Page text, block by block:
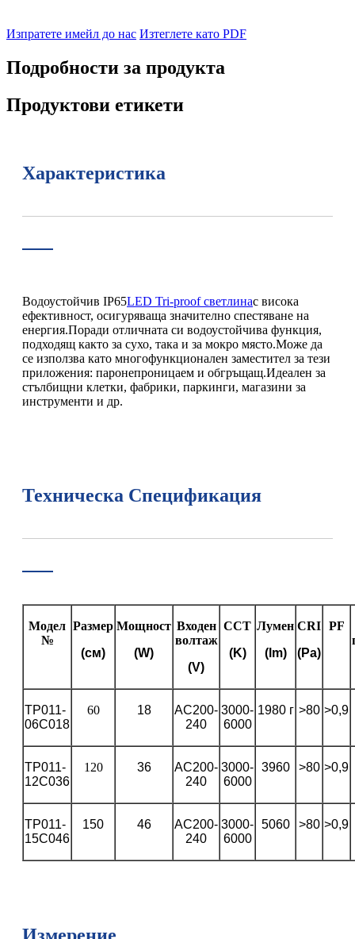
Изпратете имейл до нас Изтеглете като PDF
Подробности за продукта
Продуктови етикети
Характеристика
Водоустойчив IP65LED Tri-proof светлинас висока
ефективност, осигуряваща значително спестяване на
енергия.Поради отличната си водоустойчива функция,
подходящ както за сухо, така и за мокро място.Може да
се използва като многофункционален заместител за тези
приложения: паронепроницаем и обгръщащ.Идеален за
стълбищни клетки, фабрики, паркинги, магазини за
инструменти и др.
Техническа Спецификация
Модел
№
Размер
(см)
Мощност
(W)
Входен
волтаж
(V)
CCT
(K)
Лумен
(lm)
CRI
(Ра)
PF
TP011-
06C018
60 18
AC200-
240
3000-
6000
1980 г >80 >0,9
TP011-
12C036
120 36
AC200-
240
3000-
6000
3960 >80 >0,9
TP011-
15C046
150 46
AC200-
240
3000-
6000
5060 >80 >0,9